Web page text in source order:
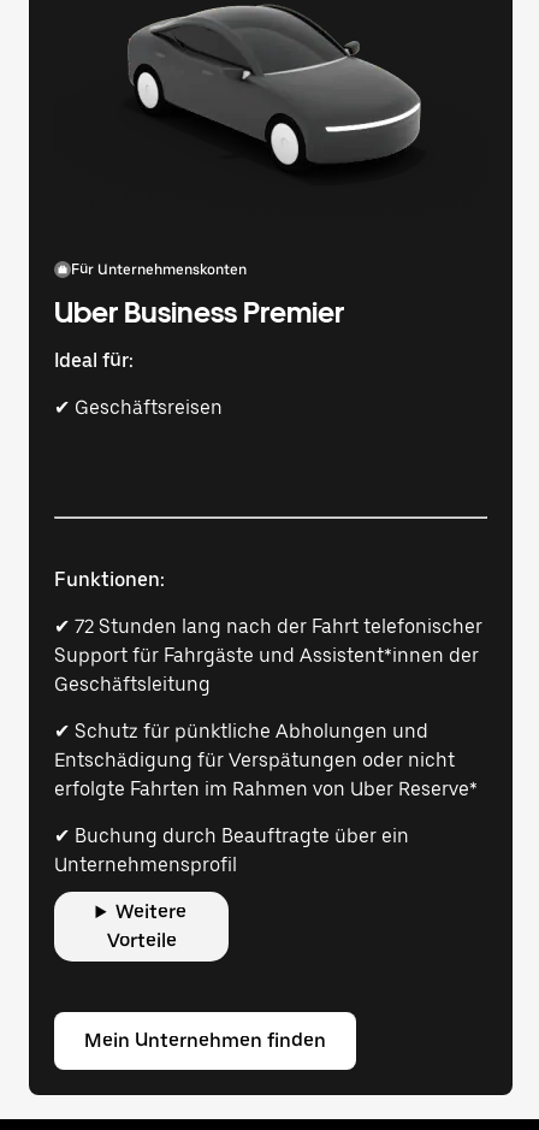
Für Unternehmenskonten
Uber Business Premier
Ideal für:
✔ Geschäftsreisen
Funktionen:
✔ 72 Stunden lang nach der Fahrt telefonischer
Support für Fahrgäste und Assistent*innen der
Geschäftsleitung
✔ Schutz für pünktliche Abholungen und
Entschädigung für Verspätungen oder nicht
erfolgte Fahrten im Rahmen von Uber Reserve*
✔ Buchung durch Beauftragte über ein
Unternehmensprofil
Weitere
Vorteile
Mein Unternehmen finden